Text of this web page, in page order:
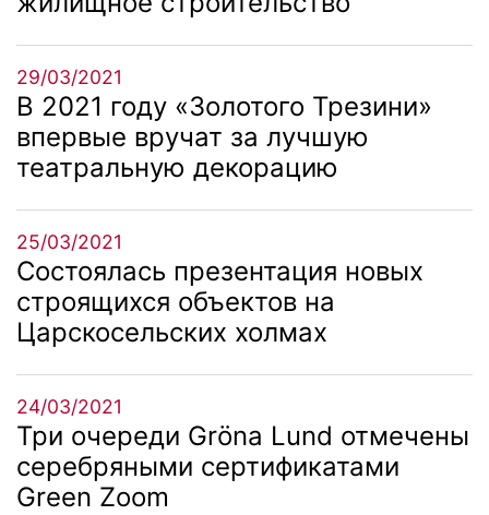
29/03/2021
В 2021 году «Золотого Трезини»
впервые вручат за лучшую
театральную декорацию
25/03/2021
Состоялась презентация новых
строящихся объектов на
Царскосельских холмах
24/03/2021
Три очереди Gröna Lund отмечены
серебряными сертификатами
Green Zoom